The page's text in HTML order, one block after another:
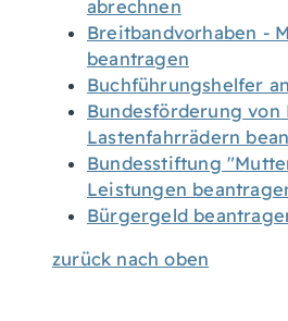
abrechnen
Breitbandvorhaben -
beantragen
Buchführungshelfer
Bundesförderung von
Lastenfahrrädern
Bundesstiftung
Leistungen
Bürgergeld
zurück nach oben